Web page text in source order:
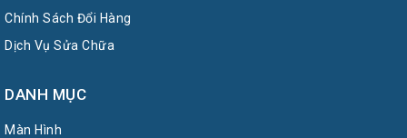
Chính Sách Đổi Hàng
Dịch Vụ Sửa Chữa
DANH MỤC
Màn Hình